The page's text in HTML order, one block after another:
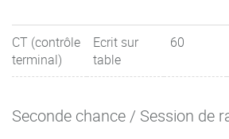
CT (contrôle
terminal)
Ecrit sur
table
60
Seconde chance / Session de